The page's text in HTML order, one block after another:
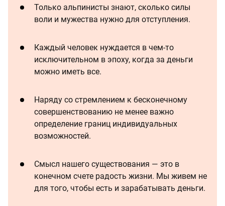
Только альпинисты знают, сколько силы
воли и мужества нужно для отступления.
Каждый человек нуждается в чем-то
исключительном в эпоху, когда за деньги
можно иметь все.
Наряду со стремлением к бесконечному
совершенствованию не менее важно
определение границ индивидуальных
возможностей.
Смысл нашего существования — это в
конечном счете радость жизни. Мы живем не
для того, чтобы есть и зарабатывать деньги.